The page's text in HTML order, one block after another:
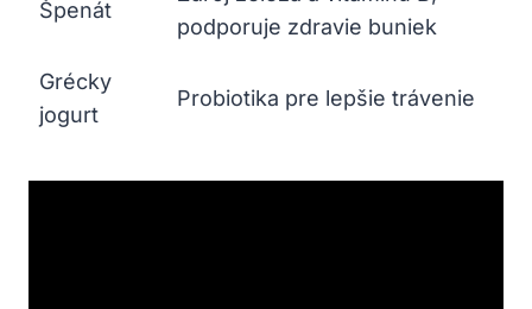
Špenát
podporuje zdravie buniek
Grécky
⁣jogurt
Probiotika pre lepšie ⁣trávenie